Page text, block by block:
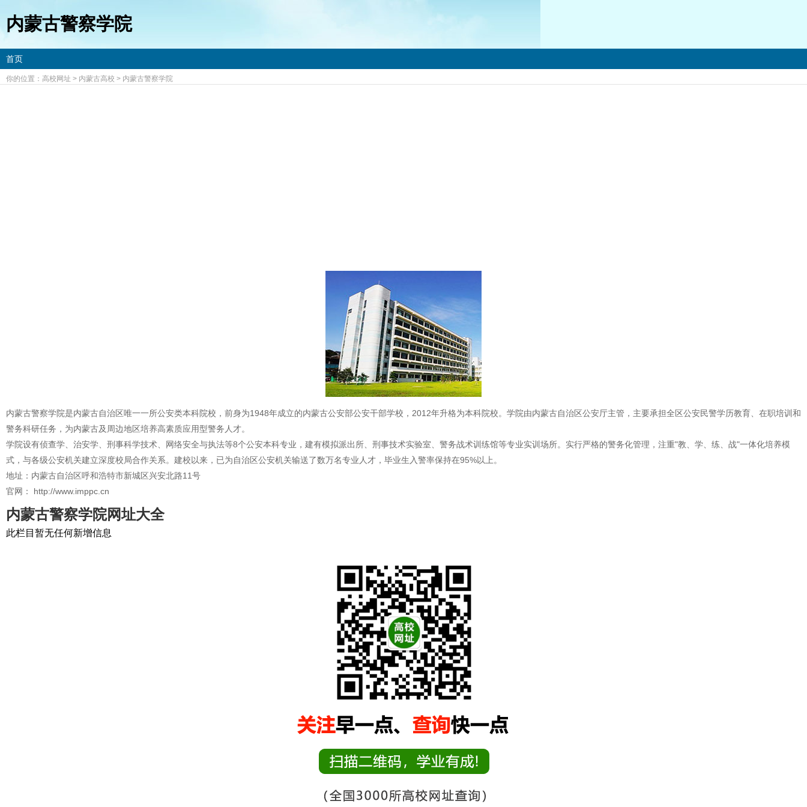
内蒙古警察学院
首页
你的位置： 高校网址 > 内蒙古高校 > 内蒙古警察学院
内蒙古警察学院是内蒙古自治区唯一一所公安类本科院校，前身为1948年成立的内蒙古公安部公安干部学校，2012年升格为本科院校。学院由内蒙古自治区公安厅主管，主要承担全区公安民警学历教育、在职培训和
警务科研任务，为内蒙古及周边地区培养高素质应用型警务人才。
学院设有侦查学、治安学、刑事科学技术、网络安全与执法等8个公安本科专业，建有模拟派出所、刑事技术实验室、警务战术训练馆等专业实训场所。实行严格的警务化管理，注重"教、学、练、战"一体化培养模
式，与各级公安机关建立深度校局合作关系。建校以来，已为自治区公安机关输送了数万名专业人才，毕业生入警率保持在95%以上。
地址：内蒙古自治区呼和浩特市新城区兴安北路11号
官网： http://www.imppc.cn
内蒙古警察学院网址大全
此栏目暂无任何新增信息